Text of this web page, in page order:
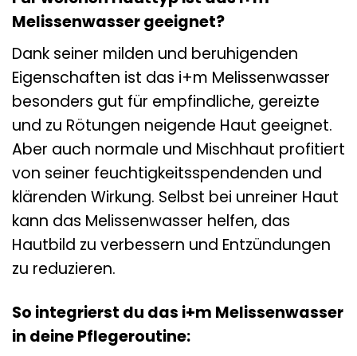
Melissenwasser geeignet?
Dank seiner milden und beruhigenden
Eigenschaften ist das i+m Melissenwasser
besonders gut für empfindliche, gereizte
und zu Rötungen neigende Haut geeignet.
Aber auch normale und Mischhaut profitiert
von seiner feuchtigkeitsspendenden und
klärenden Wirkung. Selbst bei unreiner Haut
kann das Melissenwasser helfen, das
Hautbild zu verbessern und Entzündungen
zu reduzieren.
So integrierst du das i+m Melissenwasser
in deine Pflegeroutine: